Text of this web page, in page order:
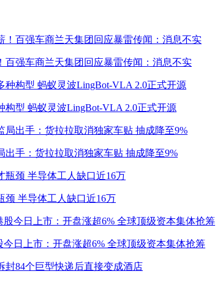
百强车商兰天集团回应暴雷传闻：消息不实
构型 蚂蚁灵波LingBot-VLA 2.0正式开源
出手：货拉拉取消独家车贴 抽成降至9%
颈 半导体工人缺口近16万
今日上市：开盘涨超6% 全球顶级资本集体抢筹